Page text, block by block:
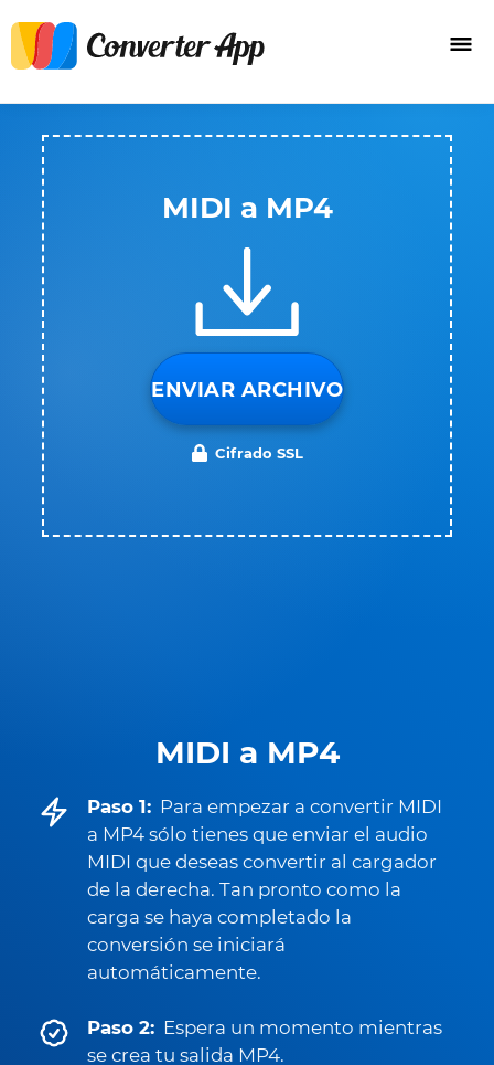
MIDI a MP4
Paso 1: Para empezar a convertir MIDI
a MP4 sólo tienes que enviar el audio
MIDI que deseas convertir al cargador
de la derecha. Tan pronto como la
carga se haya completado la
conversión se iniciará
automáticamente.
Paso 2: Espera un momento mientras
se crea tu salida MP4.
MIDI a MP4
ENVIAR ARCHIVO
Cifrado SSL